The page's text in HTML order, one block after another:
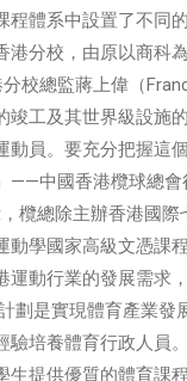
程體系中設置了不同
港分校，由原以商科
校總監蔣上偉（
竣工及其世界級設施
動員。要充分把握這
——中國香港欖球總
欖總除主辦香港國
動學國家高級文憑課
運動行業的發展需求
劃是實現體育產業
驗培養體育行政人員
生提供優質的體育課